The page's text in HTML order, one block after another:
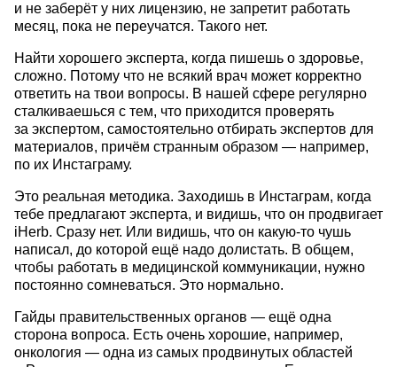
и не заберёт у них лицензию, не запретит работать
месяц, пока не переучатся. Такого нет.
Найти хорошего эксперта, когда пишешь о здоровье,
сложно. Потому что не всякий врач может корректно
ответить на твои вопросы. В нашей сфере регулярно
сталкиваешься с тем, что приходится проверять
за экспертом, самостоятельно отбирать экспертов для
материалов, причём странным образом — например,
по их Инстаграму.
Это реальная методика. Заходишь в Инстаграм, когда
тебе предлагают эксперта, и видишь, что он продвигает
iHerb. Сразу нет. Или видишь, что он какую-то чушь
написал, до которой ещё надо долистать. В общем,
чтобы работать в медицинской коммуникации, нужно
постоянно сомневаться. Это нормально.
Гайды правительственных органов — ещё одна
сторона вопроса. Есть очень хорошие, например,
онкология — одна из самых продвинутых областей